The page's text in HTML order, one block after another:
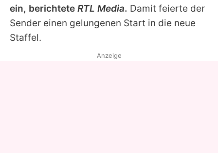
ein, berichtete RTL Media. Damit feierte der
Sender einen gelungenen Start in die neue
Staffel.
Anzeige